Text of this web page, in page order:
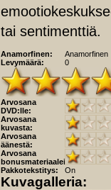
tai sentimenttiä.
Anamorfinen:
Anamorfinen
Levymäärä:
0
Arvosana
DVD:lle:
Arvosana
kuvasta:
Arvosana
äänestä:
Arvosana
bonusmateriaaleista:
Pakkotekstitys:
On
Kuvagalleria: